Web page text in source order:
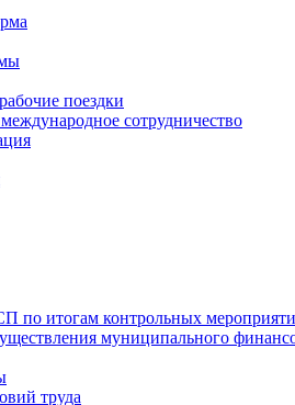
поездки
сотрудничество
по итогам контрольных
муниципального
труда